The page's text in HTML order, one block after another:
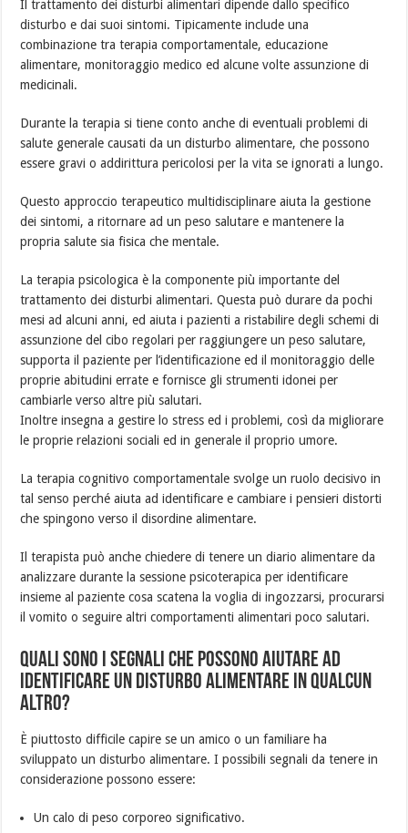
Il trattamento dei disturbi alimentari dipende dallo specifico
disturbo e dai suoi sintomi. Tipicamente include una
combinazione tra terapia comportamentale, educazione
alimentare, monitoraggio medico ed alcune volte assunzione di
medicinali.
Durante la terapia si tiene conto anche di eventuali problemi di
salute generale causati da un disturbo alimentare, che possono
essere gravi o addirittura pericolosi per la vita se ignorati a lungo.
Questo approccio terapeutico multidisciplinare aiuta la gestione
dei sintomi, a ritornare ad un peso salutare e mantenere la
propria salute sia fisica che mentale.
La terapia psicologica è la componente più importante del
trattamento dei disturbi alimentari. Questa può durare da pochi
mesi ad alcuni anni, ed aiuta i pazienti a ristabilire degli schemi di
assunzione del cibo regolari per raggiungere un peso salutare,
supporta il paziente per l’identificazione ed il monitoraggio delle
proprie abitudini errate e fornisce gli strumenti idonei per
cambiarle verso altre più salutari.
Inoltre insegna a gestire lo stress ed i problemi, così da migliorare
le proprie relazioni sociali ed in generale il proprio umore.
La terapia cognitivo comportamentale svolge un ruolo decisivo in
tal senso perché aiuta ad identificare e cambiare i pensieri distorti
che spingono verso il disordine alimentare.
Il terapista può anche chiedere di tenere un diario alimentare da
analizzare durante la sessione psicoterapica per identificare
insieme al paziente cosa scatena la voglia di ingozzarsi, procurarsi
il vomito o seguire altri comportamenti alimentari poco salutari.
Quali sono i segnali che possono aiutare ad
identificare un disturbo alimentare in qualcun
altro?
È piuttosto difficile capire se un amico o un familiare ha
sviluppato un disturbo alimentare. I possibili segnali da tenere in
considerazione possono essere:
Un calo di peso corporeo significativo.